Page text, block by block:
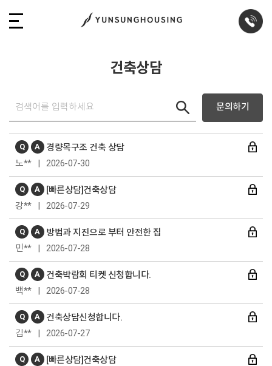
건축상담
문의하기
Q A
경량목구조 건축 상담
노** | 2026-07-30
Q A
[빠른상담]건축상담
강** | 2026-07-29
Q A
방범과 지진으로 부터 안전한 집
민** | 2026-07-28
Q A
건축박람회 티켓 신청합니다.
백** | 2026-07-28
Q A
건축상담신청합니다.
김** | 2026-07-27
Q A
[빠른상담]건축상담